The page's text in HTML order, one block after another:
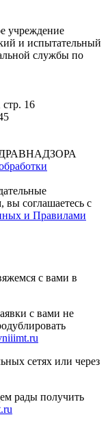
учреждение
и испытательный
службы по
16
вы соглашаетесь с
и Правилами
с вами в
с вами не
сетях или через
рады получить